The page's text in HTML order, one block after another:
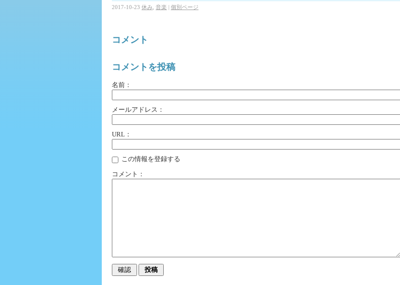
2017-10-23 休み 音楽 | 個別ページ
コメント
コメントを投稿
名前：
メールアドレス：
URL：
この情報を登録する
コメント：